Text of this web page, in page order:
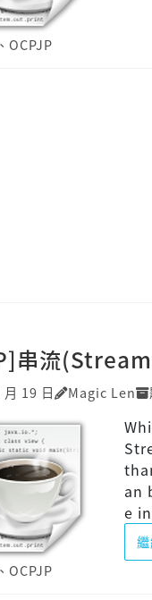
、 OCPJP
串流
19 日 Magic Len
an
e
、 OCPJP